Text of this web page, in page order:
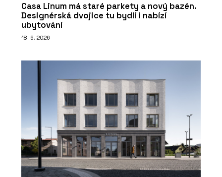
Casa Linum má staré parkety a nový bazén.
Designérská dvojice tu bydlí i nabízí
ubytování
18. 6. 2026